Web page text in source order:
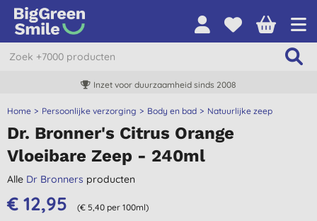
Inzet voor duurzaamheid sinds 2008
Home Persoonlijke verzorging Body en bad Natuurlijke zeep
Dr. Bronner's Citrus Orange
Vloeibare Zeep - 240ml
Alle Dr Bronners producten
€ 12,95 (€ 5,40 per 100ml)